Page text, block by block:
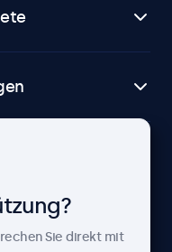
Sie direkt mit